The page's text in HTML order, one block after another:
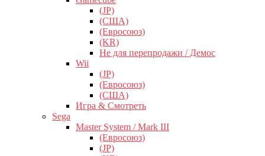
(JP)
(США)
(Евросоюз)
(KR)
Не для перепродажи / Демос
Wii
(JP)
(Евросоюз)
(США)
Игра & Смотреть
Sega
Master System / Mark III
(Евросоюз)
(JP)